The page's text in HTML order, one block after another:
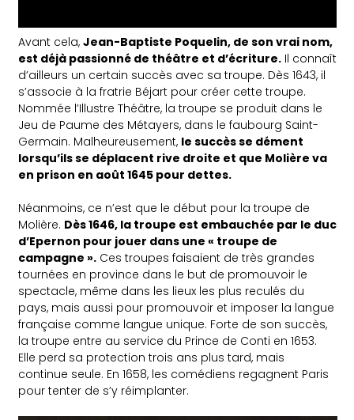
Avant cela,Jean-Baptiste Poquelin, de son vrai nom,
est déjà passionné de théâtre et d’écriture. Il connaît
d’ailleurs un certain succès avec sa troupe. Dès 1643, il
s’associe à la fratrie Béjart pour créer cette troupe.
Nommée l’Illustre Théâtre, la troupe se produit dans le
Jeu de Paume des Métayers, dans le faubourg Saint-
Germain. Malheureusement, le succès se dément
lorsqu’ils se déplacent rive droite et que Molière va
en prison en août 1645 pour dettes.
Néanmoins, ce n’est que le début pour la troupe de
Molière. Dès 1646, la troupe est embauchée par le duc
d’Epernon pour jouer dans une « troupe de
campagne ». Ces troupes faisaient de très grandes
tournées en province dans le but de promouvoir le
spectacle, même dans les lieux les plus reculés du
pays, mais aussi pour promouvoir et imposer la langue
française comme langue unique. Forte de son succès,
la troupe entre au service du Prince de Conti en 1653.
Elle perd sa protection trois ans plus tard, mais
continue seule. En 1658, les comédiens regagnent Paris
pour tenter de s’y réimplanter.